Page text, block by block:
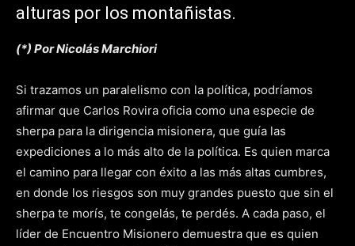
alturas por los montañistas.
(*) Por Nicolás Marchiori
Si trazamos un paralelismo con la política, podríamos
afirmar que Carlos Rovira oficia como una especie de
sherpa para la dirigencia misionera, que guía las
expediciones a lo más alto de la política. Es quien marca
el camino para llegar con éxito a las más altas cumbres,
en donde los riesgos son muy grandes puesto que sin el
sherpa te morís, te congelás, te perdés. A cada paso, el
líder de Encuentro Misionero demuestra que es quien